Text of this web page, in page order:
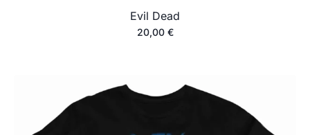
Evil Dead
20,00 €